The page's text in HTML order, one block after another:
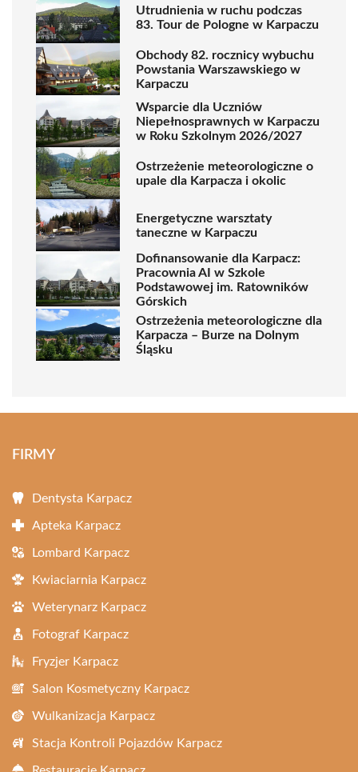
Utrudnienia w ruchu podczas
83. Tour de Pologne w Karpaczu
Obchody 82. rocznicy wybuchu
Powstania Warszawskiego w
Karpaczu
Wsparcie dla Uczniów
Niepełnosprawnych w Karpaczu
w Roku Szkolnym 2026/2027
Ostrzeżenie meteorologiczne o
upale dla Karpacza i okolic
Energetyczne warsztaty
taneczne w Karpaczu
Dofinansowanie dla Karpacz:
Pracownia AI w Szkole
Podstawowej im. Ratowników
Górskich
Ostrzeżenia meteorologiczne dla
Karpacza – Burze na Dolnym
Śląsku
FIRMY
Dentysta Karpacz
Apteka Karpacz
Lombard Karpacz
Kwiaciarnia Karpacz
Weterynarz Karpacz
Fotograf Karpacz
Fryzjer Karpacz
Salon Kosmetyczny Karpacz
Wulkanizacja Karpacz
Stacja Kontroli Pojazdów Karpacz